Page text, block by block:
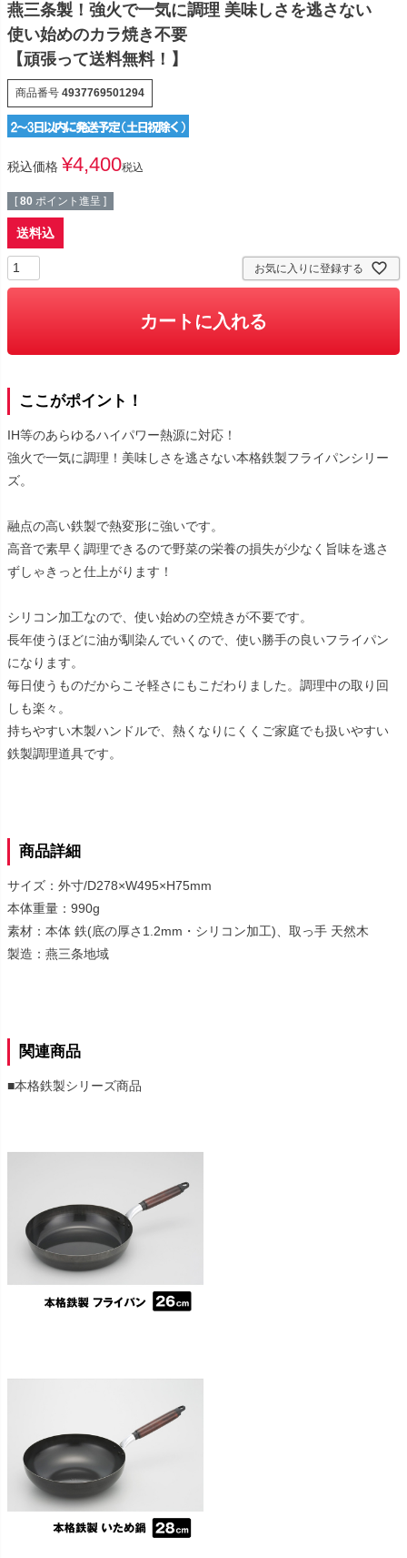
燕三条製！強火で一気に調理 美味しさを逃さない
使い始めのカラ焼き不要
【頑張って送料無料！】
商品番号 4937769501294
税込価格 ¥4,400税込
[ 80 ポイント進呈 ]
送料込
お気に入りに登録する
カートに入れる
ここがポイント！
IH等のあらゆるハイパワー熱源に対応！
強火で一気に調理！美味しさを逃さない本格鉄製フライパンシリー
ズ。
融点の高い鉄製で熱変形に強いです。
高音で素早く調理できるので野菜の栄養の損失が少なく旨味を逃さ
ずしゃきっと仕上がります！
シリコン加工なので、使い始めの空焼きが不要です。
長年使うほどに油が馴染んでいくので、使い勝手の良いフライパン
になります。
毎日使うものだからこそ軽さにもこだわりました。調理中の取り回
しも楽々。
持ちやすい木製ハンドルで、熱くなりにくくご家庭でも扱いやすい
鉄製調理道具です。
商品詳細
サイズ：外寸/D278×W495×H75mm
本体重量：990g
素材：本体 鉄(底の厚さ1.2mm・シリコン加工)、取っ手 天然木
製造：燕三条地域
関連商品
■本格鉄製シリーズ商品